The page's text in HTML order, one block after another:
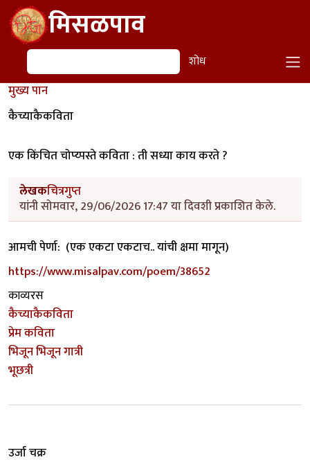
Skip to main contentमिसळपाव
शोध शोध
मुख्य पान
कैच्याकैकविता
एक किंचित चोप्य्पस्ते कविता : ती सध्या काय करते ?
लेखकचित्रगुप्त
यांनी सोमवार, 29/06/2026 17:47 या दिवशी प्रकाशित केले.
आमची पेर्णा: (एक एकटा एकटाच.. यांची क्षमा मागून)
https://www.misalpav.com/poem/38652
काव्यरस
कैच्याकैकविता
प्रेम कविता
भिजून भिजून गात्री
भूछत्री
उर्जा चक्र